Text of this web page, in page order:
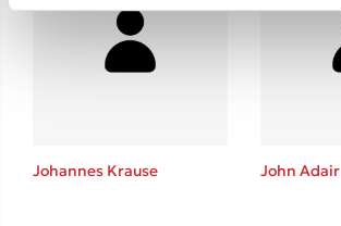
Johannes Krause John Adair